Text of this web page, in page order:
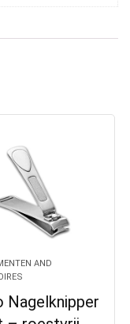
AND
Nagelknipper